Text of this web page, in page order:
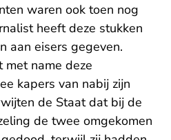
waren ook toen nog
heeft deze stukken
aan eisers gegeven.
met name deze
kapers van nabij zijn
de Staat dat bij de
de twee omgekomen